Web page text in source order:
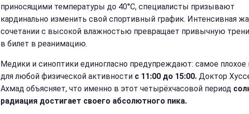
приносящими температуры до 40°C, специалисты призывают
кардинально изменить свой спортивный график. Интенсивная
сочетании с высокой влажностью превращает привычную
в билет в реанимацию.
Медики и синоптики единогласно предупреждают: самое плохое
для любой физической активности с 11:00 до 15:00. Доктор
Ахмад объясняет, что именно в этот четырёхчасовой период
радиация достигает своего абсолютного пика.